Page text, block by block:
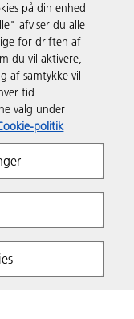
Policy
på din enhed
afviser du alle
for driften af
du vil aktivere,
af samtykke vil
tid
valg under
politik